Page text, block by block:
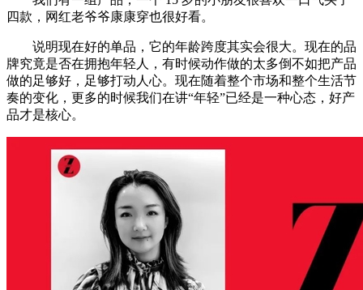
四款，网红老爷爷康康穿也很好看。
说明现在好的单品，它的年龄跨度其实会很大。现在的品
牌究竟是否在拥抱年轻人，有时候动作做的太多倒不如把产品
做的足够好，足够打动人心。现在随着整个市场和整个生活节
奏的变化，更多的时候我们在讲“年轻”已经是一种心态，好产
品才是核心。